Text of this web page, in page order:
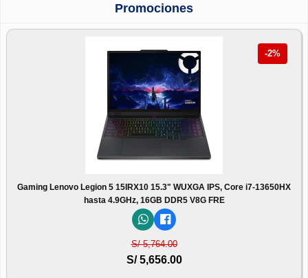
Promociones
-2%
Gaming Lenovo Legion 5 15IRX10 15.3" WUXGA IPS, Core i7-13650HX
hasta 4.9GHz, 16GB DDR5 V8G FRE
S/ 5,764.00
S/ 5,656.00